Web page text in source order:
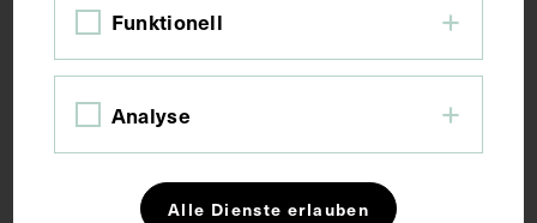
Nerven und Arterien. Fig. 12: 313/11: Ein Stück vom
Zwerchfell eines menschlichen Fötus mit injizierten
Arterien.
Schlagwörter
Funktionell
Analyse
Alle Dienste erlauben